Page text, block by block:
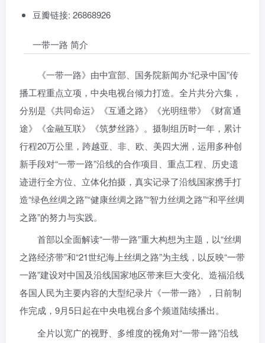
豆瓣链接: 26868926
一带一路 简介
《一带一路》由中宣部、国务院新闻办“纪录中国”传
播工程重点立项，中央电视台倾力打造。全片共分六集，
分别是《共同命运》《互通之路》《光明纽带》《财富通
途》《金融互联》《筑梦丝路》。摄制组历时一年，累计
行程20万公里，跨越亚、非、欧、美四大洲，运用多种创
新手段对“一带一路”沿线的合作项目、重点工程、历史遗
迹进行全方位、立体化拍摄，真实记录了沿线国家携手打
造“绿色丝绸之路”“健康丝绸之路”“智力丝绸之路”“和平丝绸
之路”的努力与实践。
首部以全面解读“一带一路”重大构想为主题，以“丝绸
之路经济带”和“21世纪海上丝绸之路”为主线，以反映“一带
一路”建设对中国及沿线国家地区带来巨大变化、造福沿线
各国人民为主要内容的大型纪录片《一带一路》，日前制
作完成，9月5日起在中央电视台多个频道陆续播出。
全片以宽广的视野、多维度的视角对“一带一路”沿线